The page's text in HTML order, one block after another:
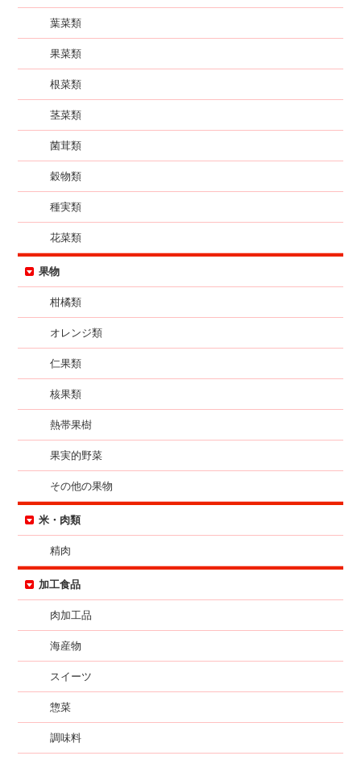
葉菜類
果菜類
根菜類
茎菜類
菌茸類
穀物類
種実類
花菜類
果物
柑橘類
オレンジ類
仁果類
核果類
熱帯果樹
果実的野菜
その他の果物
米・肉類
精肉
加工食品
肉加工品
海産物
スイーツ
惣菜
調味料